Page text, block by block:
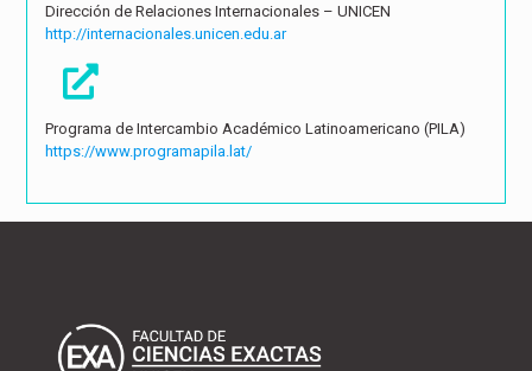
Dirección de Relaciones Internacionales – UNICEN
http://internacionales.unicen.edu.ar
Programa de Intercambio Académico Latinoamericano (PILA)
https://www.programapila.lat/